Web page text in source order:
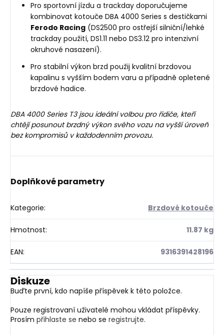
Pro sportovní jízdu a trackday doporučujeme
kombinovat kotouče DBA 4000 Series s destičkami
Ferodo Racing (DS2500 pro ostřejší silniční/lehké
trackday použití, DS1.11 nebo DS3.12 pro intenzivní
okruhové nasazení).
Pro stabilní výkon brzd použij kvalitní brzdovou
kapalinu s vyšším bodem varu a případně opletené
brzdové hadice.
DBA 4000 Series T3 jsou ideální volbou pro řidiče, kteří
chtějí posunout brzdný výkon svého vozu na vyšší úroveň
bez kompromisů v každodenním provozu.
Doplňkové parametry
Kategorie: Brzdové kotouče
Hmotnost: 11.87 kg
EAN: 9316391428196
Diskuze
Buďte první, kdo napíše příspěvek k této položce.
Pouze registrovaní uživatelé mohou vkládat příspěvky.
Prosím přihlaste se nebo se registrujte.